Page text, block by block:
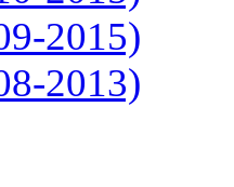
2015)
2013)